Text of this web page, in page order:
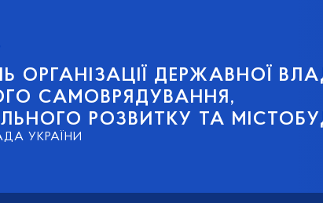
ОРГАНІЗАЦІЇ ДЕРЖАВНОЇ
САМОВРЯДУВАННЯ,
РОЗВИТКУ ТА
УКРАЇНИ